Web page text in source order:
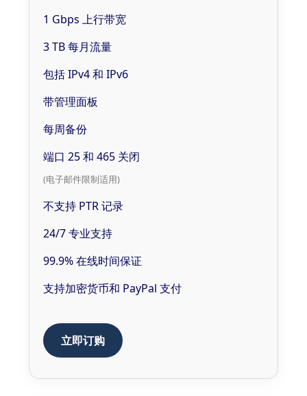
1 Gbps 上行带宽
3 TB 每月流量
包括 IPv4 和 IPv6
带管理面板
每周备份
端口 25 和 465 关闭
(电子邮件限制适用)
不支持 PTR 记录
24/7 专业支持
99.9% 在线时间保证
支持加密货币和 PayPal 支付
立即订购